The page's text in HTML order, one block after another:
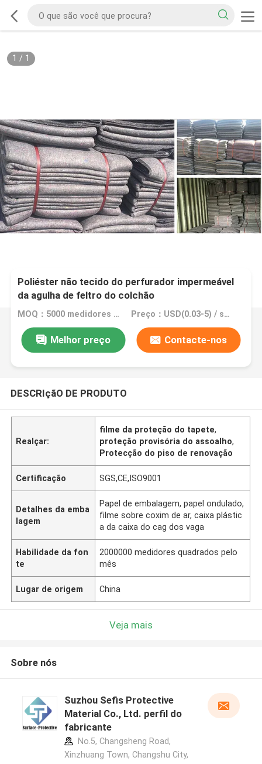
1 / 1
Poliéster não tecido do perfurador impermeável
da agulha de feltro do colchão
MOQ：5000 medidores quadrados, 10000 medidores quadrados com impressão Preço：USD(0.03-5) / square meter
Melhor preço Contacte-nos
DESCRIçãO DE PRODUTO
Realçar:
filme da proteção do tapete,
proteção provisória do assoalho,
Protecção do piso de renovação
Certificação SGS,CE,ISO9001
Detalhes da emba
lagem
Papel de embalagem, papel ondulado,
filme sobre coxim de ar, caixa plástic
a da caixa do cag dos vaga
Habilidade da fon
te
2000000 medidores quadrados pelo
mês
Lugar de origem China
Veja mais
Sobre nós
Suzhou Sefis Protective
Material Co., Ltd. perfil do
fabricante
No.5, Changsheng Road,
Xinzhuang Town, Changshu City,